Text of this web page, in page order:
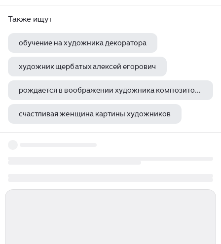
Также ищут
обучение на художника декоратора
художник щербатых алексей егорович
рождается в воображении художника композитора воплощается в создаваемом произведении это
счастливая женщина картины художников